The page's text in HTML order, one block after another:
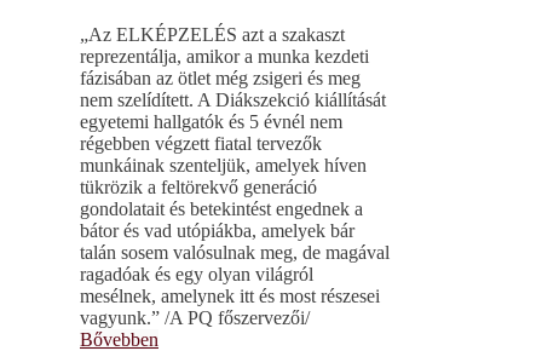
„Az ELKÉPZELÉS azt a szakaszt
reprezentálja, amikor a munka kezdeti
fázisában az ötlet még zsigeri és meg
nem szelídített. A Diákszekció kiállítását
egyetemi hallgatók és 5 évnél nem
régebben végzett fiatal tervezők
munkáinak szenteljük, amelyek híven
tükrözik a feltörekvő generáció
gondolatait és betekintést engednek a
bátor és vad utópiákba, amelyek bár
talán sosem valósulnak meg, de magával
ragadóak és egy olyan világról
mesélnek, amelynek itt és most részesei
vagyunk.” /A PQ főszervezői/
Bővebben